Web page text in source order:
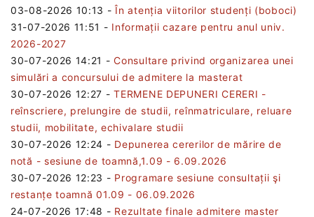
03-08-2026 10:13 -În atenția viitorilor studenți (boboci)
31-07-2026 11:51 - Informații cazare pentru anul univ.
2026-2027
30-07-2026 14:21 -Consultare privind organizarea unei
simulări a concursului de admitere la masterat
30-07-2026 12:27 -TERMENE DEPUNERI CERERI -
reînscriere, prelungire de studii, reînmatriculare, reluare
studii, mobilitate, echivalare studii
30-07-2026 12:24 - Depunerea cererilor de mărire de
notă - sesiune de toamnă,1.09 - 6.09.2026
30-07-2026 12:23 - Programare sesiune consultații şi
restanțe toamnă 01.09 - 06.09.2026
24-07-2026 17:48 - Rezultate finale admitere master